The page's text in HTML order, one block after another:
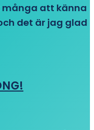
många att känna
det är jag glad